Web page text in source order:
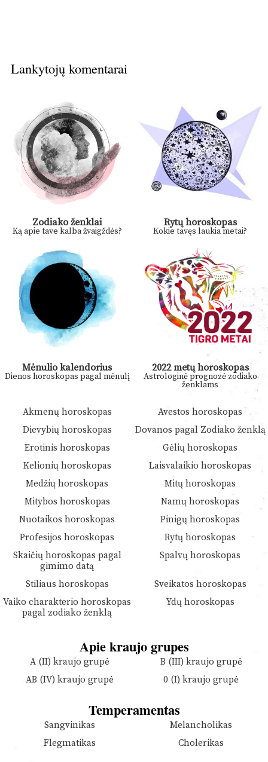
Lankytojų komentarai
Zodiako ženklai
Ką apie tave kalba žvaigždės?
Rytų horoskopas
Kokie tavęs laukia metai?
Mėnulio kalendorius
Dienos horoskopas pagal mėnulį
2022 metų horoskopas
Astrologinė prognozė zodiako
ženklams
Akmenų horoskopas
Avestos horoskopas
Dievybių horoskopas
Dovanos pagal Zodiako ženklą
Erotinis horoskopas
Gėlių horoskopas
Kelionių horoskopas
Laisvalaikio horoskopas
Medžių horoskopas
Mitų horoskopas
Mitybos horoskopas
Namų horoskopas
Nuotaikos horoskopas
Pinigų horoskopas
Profesijos horoskopas
Rytų horoskopas
Skaičių horoskopas pagal
gimimo datą
Spalvų horoskopas
Stiliaus horoskopas
Sveikatos horoskopas
Vaiko charakterio horoskopas
pagal zodiako ženklą
Ydų horoskopas
Apie kraujo grupes
A (II) kraujo grupė
B (III) kraujo grupė
AB (IV) kraujo grupė
0 (I) kraujo grupė
Temperamentas
Sangvinikas
Melancholikas
Flegmatikas
Cholerikas